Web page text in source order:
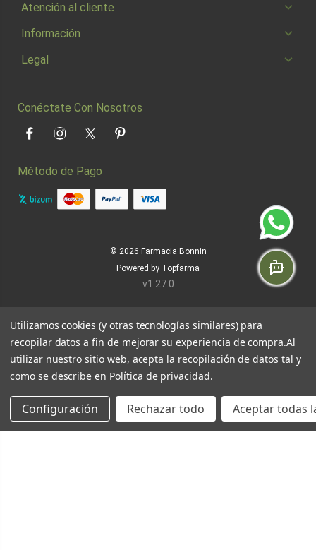
Atención al cliente
Información
Legal
Conéctate Con Nosotros
FacebookInstagramTwitter Pinterest
Método de Pago
© 2026 Farmacia Bonnin
Powered by Topfarma
v1.27.0
Utilizamos cookies (y otras tecnologías similares) para
recopilar datos a fin de mejorar su experiencia de compra.Al
utilizar nuestro sitio web, acepta la recopilación de datos tal y
como se describe en Política de privacidad.
Configuración Rechazar todo Aceptar todas